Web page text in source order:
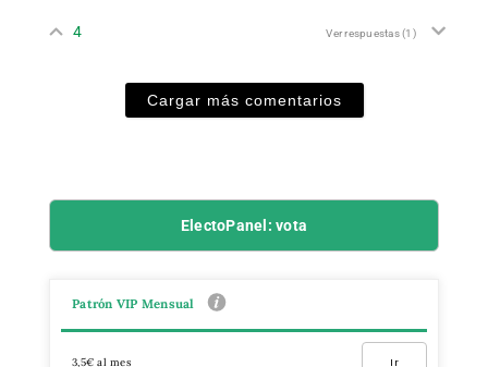
4 Ver respuestas(1)
Cargar más comentarios
ElectoPanel: vota
Patrón VIP Mensual
3,5€ al mes Ir